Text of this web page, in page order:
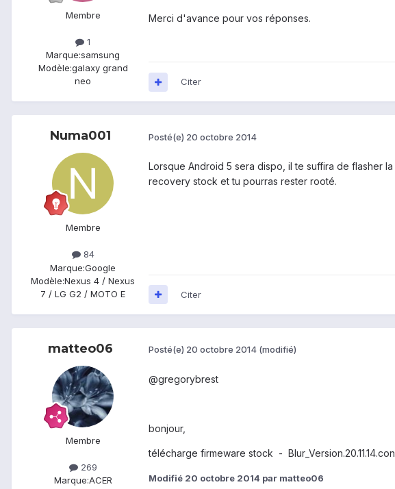
Membre
1
Marque:samsung
Modèle:galaxy grand
neo
Merci d'avance pour vos réponses.
Citer
Numa001
Membre
84
Marque:Google
Modèle:Nexus 4 / Nexus
7 / LG G2 / MOTO E
Posté(e) 20 octobre 2014
Lorsque Android 5 sera dispo, il te suffira de flasher
recovery stock et tu pourras rester rooté.
Citer
matteo06
Membre
269
Marque:ACER
Posté(e) 20 octobre 2014 (modifié)
@gregorybrest
bonjour,
télécharge firmeware stock -
Modifié 20 octobre 2014 par matteo06